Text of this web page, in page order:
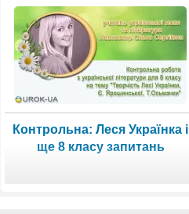
Контрольна: Леся Українка і
ще 8 класу запитань